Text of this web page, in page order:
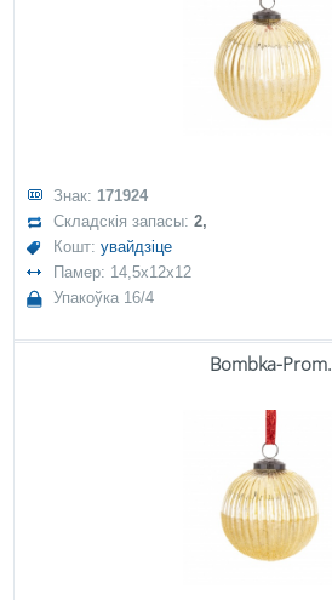
Знак: 171924
Складскія запасы:2,
Кошт:увайдзіце
Памер: 14,5x12x12
Упакоўка 16/4
Bombka-Prom.